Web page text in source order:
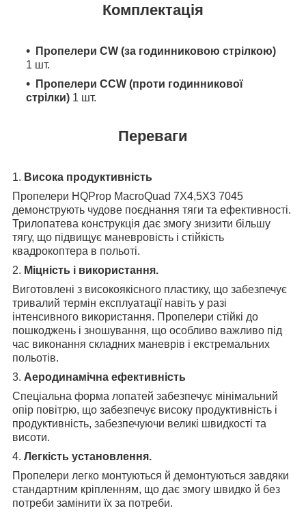
Комплектація
Пропелери CW (за годинниковою стрілкою)
1 шт.
Пропелери CCW (проти годинникової
стрілки) 1 шт.
Переваги
1. Висока продуктивність
Пропелери HQProp MacroQuad 7X4,5X3 7045
демонструють чудове поєднання тяги та ефективності.
Трилопатева конструкція дає змогу знизити більшу
тягу, що підвищує маневровість і стійкість
квадрокоптера в польоті.
2. Міцність і використання.
Виготовлені з високоякісного пластику, що забезпечує
тривалий термін експлуатації навіть у разі
інтенсивного використання. Пропелери стійкі до
пошкоджень і зношування, що особливо важливо під
час виконання складних маневрів і екстремальних
польотів.
3. Аеродинамічна ефективність
Спеціальна форма лопатей забезпечує мінімальний
опір повітрю, що забезпечує високу продуктивність і
продуктивність, забезпечуючи великі швидкості та
висоти.
4. Легкість установлення.
Пропелери легко монтуються й демонтуються завдяки
стандартним кріпленням, що дає змогу швидко й без
потреби замінити їх за потреби.